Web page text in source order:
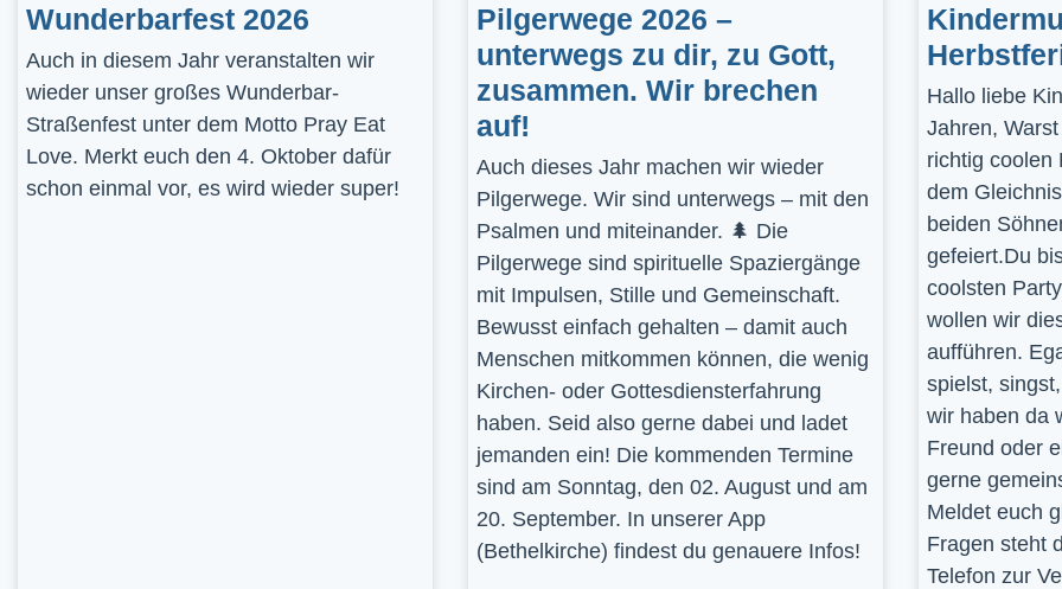
Wunderbarfest 2026
Auch in diesem Jahr veranstalten wir
wieder unser großes Wunderbar-
Straßenfest unter dem Motto Pray Eat
Love. Merkt euch den 4. Oktober dafür
schon einmal vor, es wird wieder super!
Pilgerwege 2026 –
unterwegs zu dir, zu Gott,
zusammen. Wir brechen
auf!
Auch dieses Jahr machen wir wieder
Pilgerwege. Wir sind unterwegs – mit den
Psalmen und miteinander. 🌲 Die
Pilgerwege sind spirituelle Spaziergänge
mit Impulsen, Stille und Gemeinschaft.
Bewusst einfach gehalten – damit auch
Menschen mitkommen können, die wenig
Kirchen- oder Gottesdiensterfahrung
haben. Seid also gerne dabei und ladet
jemanden ein! Die kommenden Termine
sind am Sonntag, den 02. August und am
20. September. In unserer App
(Bethelkirche) findest du genauere Infos!
Hallo liebe
Jahren,
richtig coolen
dem
beiden
gefeiert.Du
coolsten
wollen wir
aufführen.
spielst,
wir haben da
Freund oder
gerne
Meldet euch
Fragen steht
Telefon zur